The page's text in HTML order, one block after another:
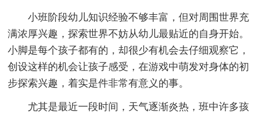
小班阶段幼儿知识经验不够丰富，但对周围世界充
满浓厚兴趣，探索世界不妨从幼儿最贴近的自身开始。
小脚是每个孩子都有的，却很少有机会去仔细观察它，
创设这样的机会让孩子感受，在游戏中萌发对身体的初
步探索兴趣，着实是件非常有意义的事。
尤其是最近一段时间，天气逐渐炎热，班中许多孩